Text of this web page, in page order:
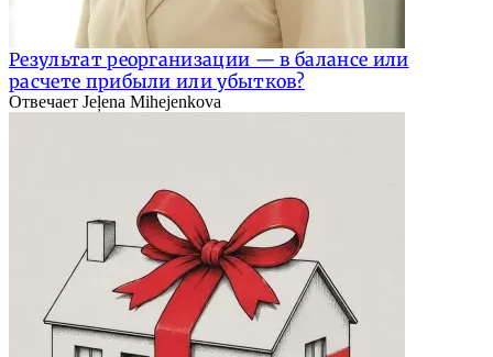
Результат реорганизации — в балансе или
расчете прибыли или убытков?
Отвечает Jeļena Mihejenkova